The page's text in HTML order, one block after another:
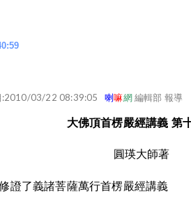
:2010/03/22 08:39:05喇嘛網編輯部 報導
大佛頂首楞嚴經講義 第
圓瑛大師著
證了義諸菩薩萬行首楞嚴經講義